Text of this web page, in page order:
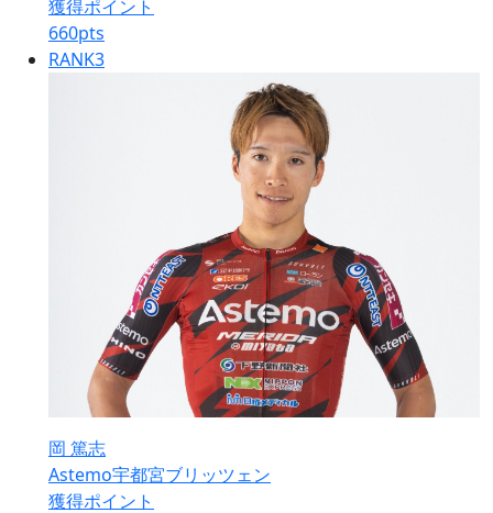
獲得ポイント
660pts
RANK3
岡 篤志
Astemo宇都宮ブリッツェン
獲得ポイント